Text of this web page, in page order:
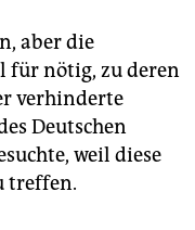
aber die
für nötig, zu deren
verhinderte
Deutschen
weil diese
treffen.